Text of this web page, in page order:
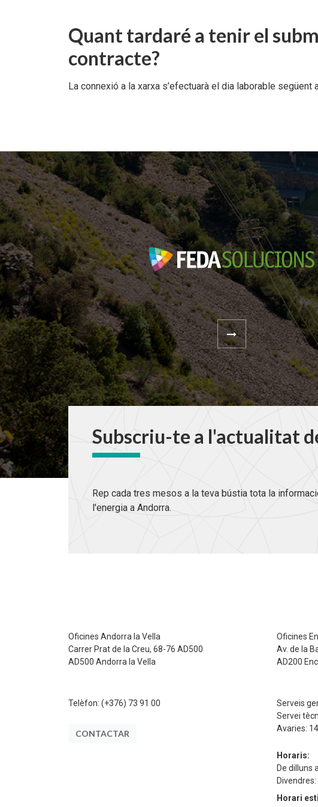
Documents per descarregar
Aplicacions per descarregar
Documents per descarregar
APPs per descarregar
Peticions
Medi ambient, seguretat i salut
FEDA, més que energia
Quant tardaré a tenir el
contracte?
La connexió a la xarxa s’efectuarà el dia laborable següent
Subscriu-te a l'actualitat
Rep cada tres mesos a la teva bústia tota la
l'energia a Andorra.
Oficines Andorra la Vella
Carrer Prat de la Creu, 68-76 AD500
AD500 Andorra la Vella
Telèfon: (+376) 73 91 00
CONTACTAR
Oficines
Av. de la
AD200
Serveis
Servei
Avaries:
Horaris:
De dilluns
Divendres:
Horari